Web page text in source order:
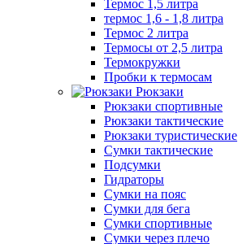
Термос 1,5 литра
термос 1,6 - 1,8 литра
Термос 2 литра
Термосы от 2,5 литра
Термокружки
Пробки к термосам
Рюкзаки
Рюкзаки спортивные
Рюкзаки тактические
Рюкзаки туристические
Сумки тактические
Подсумки
Гидраторы
Сумки на пояс
Сумки для бега
Сумки спортивные
Сумки через плечо